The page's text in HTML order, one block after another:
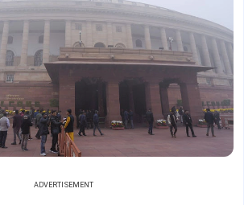
ADVERTISEMENT